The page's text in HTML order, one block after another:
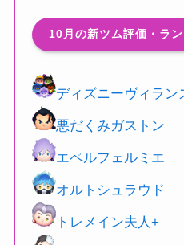
10月の新ツム評価・ラ
ディズニーヴィラン
悪だくみガストン
エペルフェルミエ
オルトシュラウド
トレメイン夫人+